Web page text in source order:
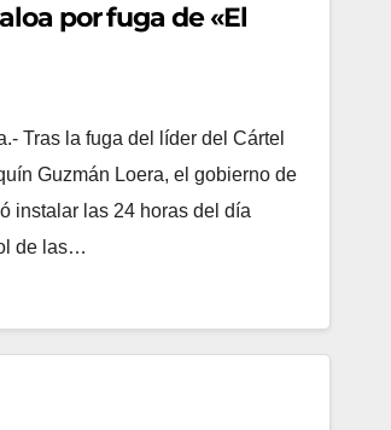
por fuga de «El
Tras la fuga del líder del Cártel
Guzmán Loera, el gobierno de
instalar las 24 horas del día
de las…